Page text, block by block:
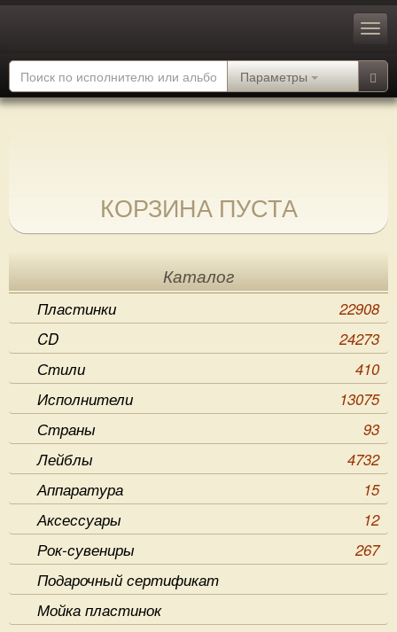
Параметры
КОРЗИНА ПУСТА
Каталог
Пластинки
22908
CD
24273
Стили
410
Исполнители
13075
Страны
93
Лейблы
4732
Аппаратура
15
Аксессуары
12
Рок-сувениры
267
Подарочный сертификат
Мойка пластинок